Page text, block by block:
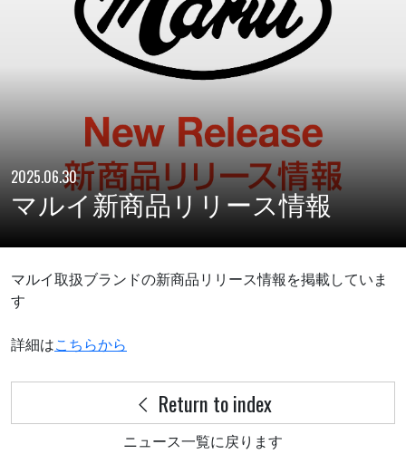
2025.06.30
マルイ新商品リリース情報
マルイ取扱ブランドの新商品リリース情報を掲載していま
す
詳細はこちらから
Return to index
ニュース一覧に戻ります